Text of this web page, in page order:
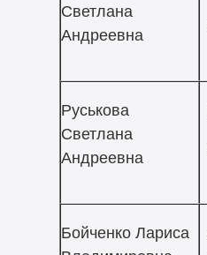
Светлана
Андреевна
Руськова
Светлана
Андреевна
Бойченко Лариса